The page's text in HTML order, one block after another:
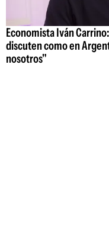
Economista Iván
discuten como en
nosotros"